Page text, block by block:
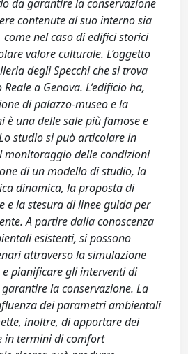
da garantire la conservazione
contenute al suo interno sia
come nel caso di edifici storici
valore culturale. L’oggetto
degli Specchi che si trova
a Genova. L’edificio ha,
di palazzo-museo e la
è una delle sale più famose e
studio si può articolare in
monitoraggio delle condizioni
di un modello di studio, la
dinamica, la proposta di
e la stesura di linee guida per
A partire dalla conoscenza
esistenti, si possono
attraverso la simulazione
pianificare gli interventi di
la conservazione. La
dei parametri ambientali
inoltre, di apportare dei
in termini di comfort